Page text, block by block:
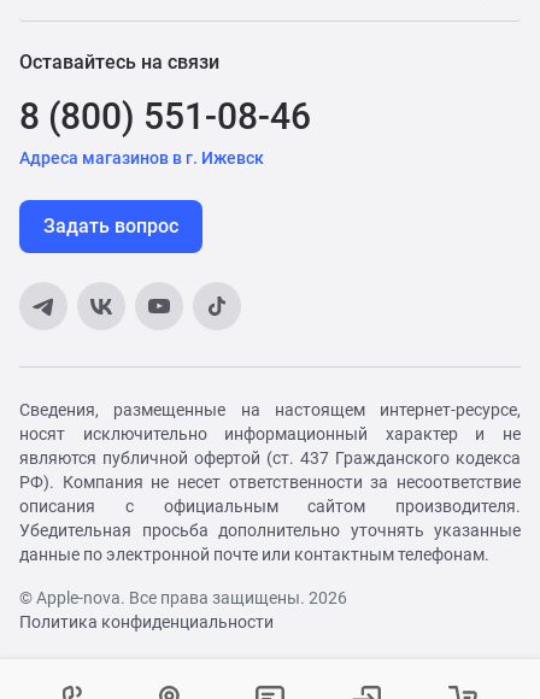
Оставайтесь на связи
8 (800) 551-08-46
Адреса магазинов в г. Ижевск
Задать вопрос
Сведения, размещенные на настоящем интернет-ресурсе,
носят исключительно информационный характер и не
являются публичной офертой (ст. 437 Гражданского кодекса
РФ). Компания не несет ответственности за несоответствие
описания с официальным сайтом производителя.
Убедительная просьба дополнительно уточнять указанные
данные по электронной почте или контактным телефонам.
© Apple-nova. Все права защищены. 2026
Политика конфиденциальности
Контактный центр
Как вам удобнее с нами связаться?
Войти в личный кабинет